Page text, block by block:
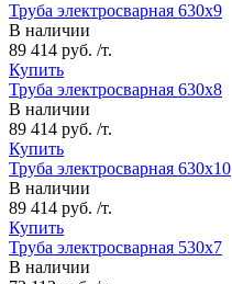
Труба электросварная 630х9
В наличии
89 414 руб. /т.
Купить
Труба электросварная 630х8
В наличии
89 414 руб. /т.
Купить
Труба электросварная 630х10
В наличии
89 414 руб. /т.
Купить
Труба электросварная 530х7
В наличии